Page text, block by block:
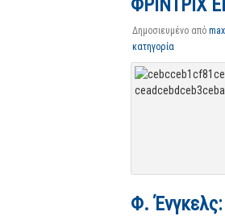
ΦΡΙΝΤΡΙΧ
Δημοσιευμένο από
κατηγορία
Φ.